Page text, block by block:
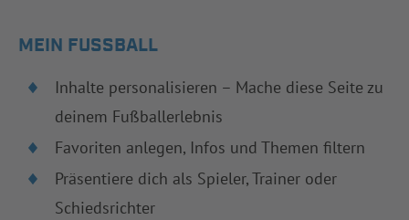
MEIN FUSSBALL
Inhalte personalisieren – Mache diese Seite zu
deinem Fußballerlebnis
Favoriten anlegen, Infos und Themen filtern
Präsentiere dich als Spieler, Trainer oder
Schiedsrichter